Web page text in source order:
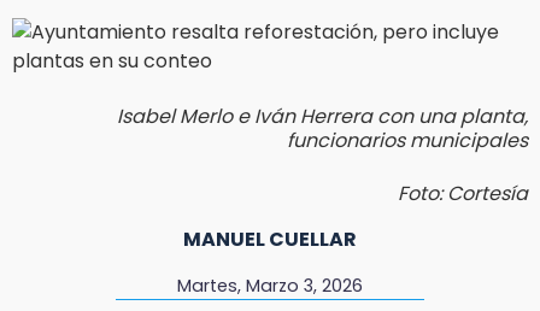
Isabel Merlo e Iván Herrera con una planta,
funcionarios municipales
Foto: Cortesía
MANUEL CUELLAR
Martes, Marzo 3, 2026